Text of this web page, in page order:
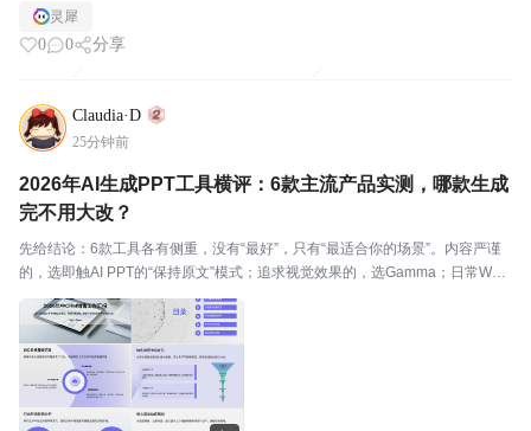
模式，用了78灵点后，只是把所...
灵犀
0 0 分享
Claudia·D
25分钟前
2026年AI生成PPT工具横评：6款主流产品实测，哪款生成
完不用大改？
先给结论：6款工具各有侧重，没有“最好”，只有“最适合你的场景”。内容严谨
的，选即触AI PPT的“保持原文”模式；追求视觉效果的，选Gamma；日常WPS
办公的，选WPS AI；需要大量素材参考的，选百度文库AI；多语种汇报的，选
讯飞智文；从零快速出初稿...